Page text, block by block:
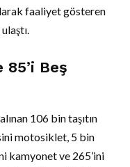
faaliyet gösteren
Beş
106 bin taşıtın
motosiklet, 5 bin
kamyonet ve 265’ini